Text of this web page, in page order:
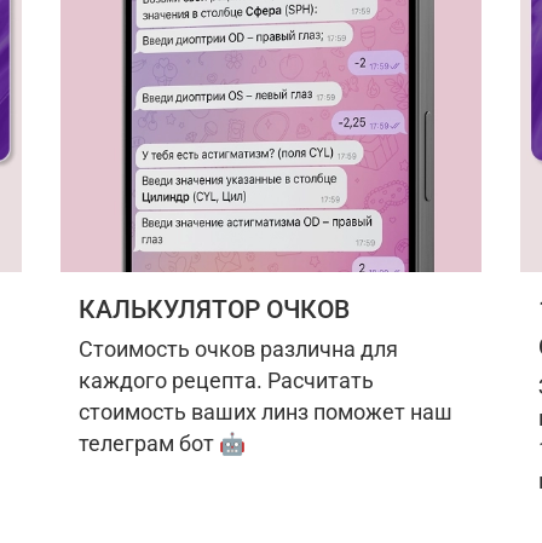
КАЛЬКУЛЯТОР ОЧКОВ
Стоимость очков различна для
каждого рецепта. Расчитать
стоимость ваших линз поможет наш
телеграм бот 🤖